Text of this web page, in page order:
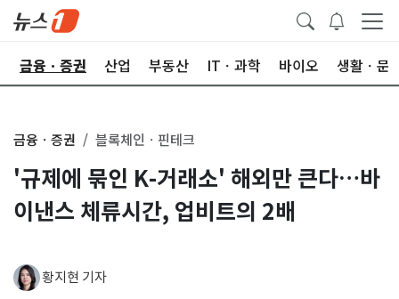
금융ㆍ증권 산업 부동산 ITㆍ과학 바이오 생활ㆍ문
금융ㆍ증권 블록체인ㆍ핀테크
'규제에 묶인 K-거래소' 해외만 큰다…바
이낸스 체류시간, 업비트의 2배
황지현 기자